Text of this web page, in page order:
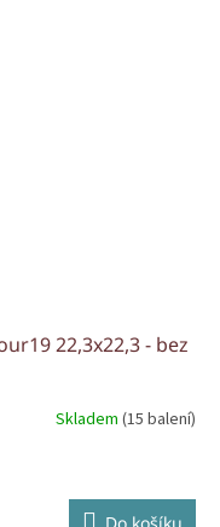
22,3x22,3 - bez
Skladem (15 balení)